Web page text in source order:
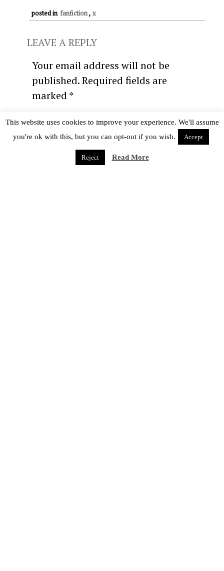
posted in fanfiction, x
LEAVE A REPLY
Your email address will not be
published.Required fields are
marked *
Comment*
This website uses cookies to improve your experience. We'll assume
you're ok with this, but you can opt-out if you wish.
Accept
Reject Read More